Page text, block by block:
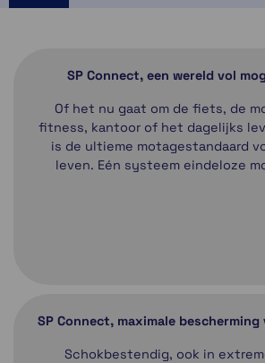
SP Connect, een wereld vol
Of het nu gaat om de fiets, de
fitness, kantoor of het dagelijks
is de ultieme motagestandaard
leven. Eén systeem eindeloze
SP Connect, maximale
Schokbestendig, ook in